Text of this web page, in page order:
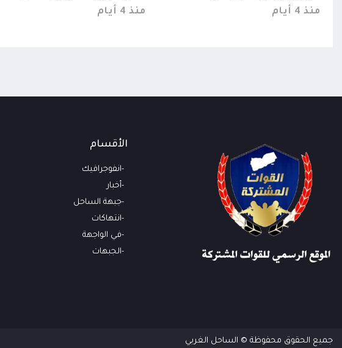
منذ 4 أيام منذ 4 أيام
الأقسام
انفوجرافيك
أخبار
جبهة الساحل
انتهاكات
في الواجهة
الجبهات
جميع الحقوق محفوظة © الساحل الغربي